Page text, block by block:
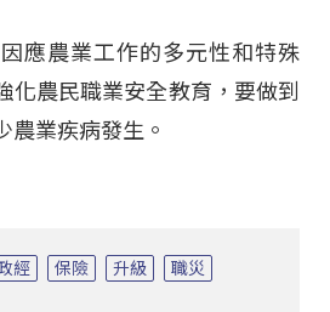
應農業工作的多元性和特殊
化農民職業安全教育，要做到
農業疾病發生。
經 保險 升級
職災